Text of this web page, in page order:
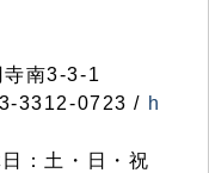
南3-3-1
3312-0723 / h
：土・日・祝